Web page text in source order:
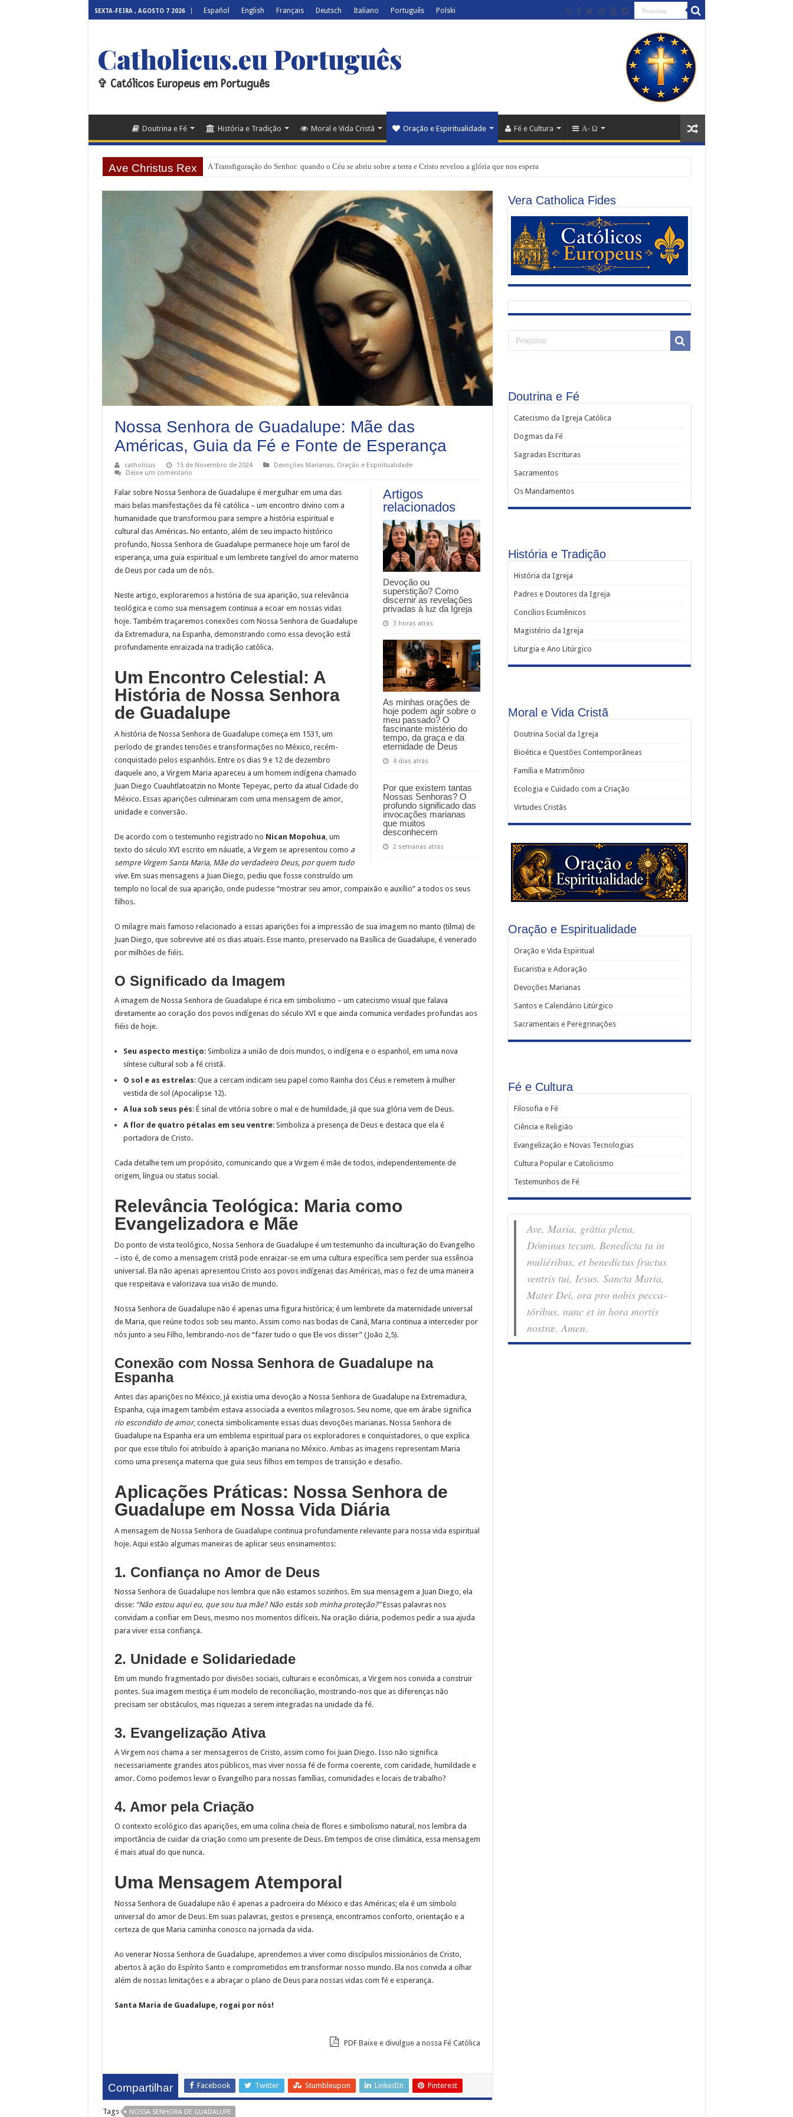
SEXTA-FEIRA , AGOSTO 7 2026 Español English Français Deutsch Italiano Português Polski
Catholicus.eu Português
✞ Católicos Europeus em Português
Doutrina e Fé História e Tradição Moral e Vida Cristã Oração e Espiritualidade Fé e Cultura Α- Ω
Ave Christus Rex A Transfiguração do Senhor: quando o Céu se abriu sobre a terra e Cristo revelou a glória que nos espera
Nossa Senhora de Guadalupe: Mãe das
Américas, Guia da Fé e Fonte de Esperança
catholicus 15 de Novembro de 2024 Devoções Marianas, Oração e Espiritualidade
Deixe um comentário
Artigos
relacionados
Devoção ou
superstição? Como
discernir as revelações
privadas à luz da Igreja
3 horas atrás
As minhas orações de
hoje podem agir sobre o
meu passado? O
fascinante mistério do
tempo, da graça e da
eternidade de Deus
4 dias atrás
Por que existem tantas
Nossas Senhoras? O
profundo significado das
invocações marianas
que muitos
desconhecem
2 semanas atrás
Falar sobre Nossa Senhora de Guadalupe é mergulhar em uma das
mais belas manifestações da fé católica – um encontro divino com a
humanidade que transformou para sempre a história espiritual e
cultural das Américas. No entanto, além de seu impacto histórico
profundo, Nossa Senhora de Guadalupe permanece hoje um farol de
esperança, uma guia espiritual e um lembrete tangível do amor materno
de Deus por cada um de nós.
Neste artigo, exploraremos a história de sua aparição, sua relevância
teológica e como sua mensagem continua a ecoar em nossas vidas
hoje. Também traçaremos conexões com Nossa Senhora de Guadalupe
da Extremadura, na Espanha, demonstrando como essa devoção está
profundamente enraizada na tradição católica.
Um Encontro Celestial: A
História de Nossa Senhora
de Guadalupe
A história de Nossa Senhora de Guadalupe começa em 1531, um
período de grandes tensões e transformações no México, recém-
conquistado pelos espanhóis. Entre os dias 9 e 12 de dezembro
daquele ano, a Virgem Maria apareceu a um homem indígena chamado
Juan Diego Cuauhtlatoatzin no Monte Tepeyac, perto da atual Cidade do
México. Essas aparições culminaram com uma mensagem de amor,
unidade e conversão.
De acordo com o testemunho registrado no Nican Mopohua, um
texto do século XVI escrito em náuatle, a Virgem se apresentou como a
sempre Virgem Santa Maria, Mãe do verdadeiro Deus, por quem tudo
vive.Em suas mensagens a Juan Diego, pediu que fosse construído um
templo no local de sua aparição, onde pudesse “mostrar seu amor, compaixão e auxílio” a todos os seus
filhos.
O milagre mais famoso relacionado a essas aparições foi a impressão de sua imagem no manto (tilma) de
Juan Diego, que sobrevive até os dias atuais. Esse manto, preservado na Basílica de Guadalupe, é venerado
por milhões de fiéis.
O Significado da Imagem
A imagem de Nossa Senhora de Guadalupe é rica em simbolismo – um catecismo visual que falava
diretamente ao coração dos povos indígenas do século XVI e que ainda comunica verdades profundas aos
fiéis de hoje.
Seu aspecto mestiço: Simboliza a união de dois mundos, o indígena e o espanhol, em uma nova
síntese cultural sob a fé cristã.
O sol e as estrelas: Que a cercam indicam seu papel como Rainha dos Céus e remetem à mulher
vestida de sol (Apocalipse 12).
A lua sob seus pés: É sinal de vitória sobre o mal e de humildade, já que sua glória vem de Deus.
A flor de quatro pétalas em seu ventre: Simboliza a presença de Deus e destaca que ela é
portadora de Cristo.
Cada detalhe tem um propósito, comunicando que a Virgem é mãe de todos, independentemente de
origem, língua ou status social.
Relevância Teológica: Maria como
Evangelizadora e Mãe
Do ponto de vista teológico, Nossa Senhora de Guadalupe é um testemunho da inculturação do Evangelho
– isto é, de como a mensagem cristã pode enraizar-se em uma cultura específica sem perder sua essência
universal. Ela não apenas apresentou Cristo aos povos indígenas das Américas, mas o fez de uma maneira
que respeitava e valorizava sua visão de mundo.
Nossa Senhora de Guadalupe não é apenas uma figura histórica; é um lembrete da maternidade universal
de Maria, que reúne todos sob seu manto. Assim como nas bodas de Caná, Maria continua a interceder por
nós junto a seu Filho, lembrando-nos de “fazer tudo o que Ele vos disser” (João 2,5).
Conexão com Nossa Senhora de Guadalupe na
Espanha
Antes das aparições no México, já existia uma devoção a Nossa Senhora de Guadalupe na Extremadura,
Espanha, cuja imagem também estava associada a eventos milagrosos. Seu nome, que em árabe significa
rio escondido de amor, conecta simbolicamente essas duas devoções marianas. Nossa Senhora de
Guadalupe na Espanha era um emblema espiritual para os exploradores e conquistadores, o que explica
por que esse título foi atribuído à aparição mariana no México. Ambas as imagens representam Maria
como uma presença materna que guia seus filhos em tempos de transição e desafio.
Aplicações Práticas: Nossa Senhora de
Guadalupe em Nossa Vida Diária
A mensagem de Nossa Senhora de Guadalupe continua profundamente relevante para nossa vida espiritual
hoje. Aqui estão algumas maneiras de aplicar seus ensinamentos:
1. Confiança no Amor de Deus
Nossa Senhora de Guadalupe nos lembra que não estamos sozinhos. Em sua mensagem a Juan Diego, ela
disse: “Não estou aqui eu, que sou tua mãe? Não estás sob minha proteção?”Essas palavras nos
convidam a confiar em Deus, mesmo nos momentos difíceis. Na oração diária, podemos pedir a sua ajuda
para viver essa confiança.
2. Unidade e Solidariedade
Em um mundo fragmentado por divisões sociais, culturais e econômicas, a Virgem nos convida a construir
pontes. Sua imagem mestiça é um modelo de reconciliação, mostrando-nos que as diferenças não
precisam ser obstáculos, mas riquezas a serem integradas na unidade da fé.
3. Evangelização Ativa
A Virgem nos chama a ser mensageiros de Cristo, assim como foi Juan Diego. Isso não significa
necessariamente grandes atos públicos, mas viver nossa fé de forma coerente, com caridade, humildade e
amor. Como podemos levar o Evangelho para nossas famílias, comunidades e locais de trabalho?
4. Amor pela Criação
O contexto ecológico das aparições, em uma colina cheia de flores e simbolismo natural, nos lembra da
importância de cuidar da criação como um presente de Deus. Em tempos de crise climática, essa mensagem
é mais atual do que nunca.
Uma Mensagem Atemporal
Nossa Senhora de Guadalupe não é apenas a padroeira do México e das Américas; ela é um símbolo
universal do amor de Deus. Em suas palavras, gestos e presença, encontramos conforto, orientação e a
certeza de que Maria caminha conosco na jornada da vida.
Ao venerar Nossa Senhora de Guadalupe, aprendemos a viver como discípulos missionários de Cristo,
abertos à ação do Espírito Santo e comprometidos em transformar nosso mundo. Ela nos convida a olhar
além de nossas limitações e a abraçar o plano de Deus para nossas vidas com fé e esperança.
Santa Maria de Guadalupe, rogai por nós!
PDF Baixe e divulgue a nossa Fé Católica
Compartilhar Facebook Twitter Stumbleupon LinkedIn Pinterest
Tags NOSSA SENHORA DE GUADALUPE
Vera Catholica Fides
Doutrina e Fé
Catecismo da Igreja Católica
Dogmas da Fé
Sagradas Escrituras
Sacramentos
Os Mandamentos
História e Tradição
História da Igreja
Padres e Doutores da Igreja
Concílios Ecumênicos
Magistério da Igreja
Liturgia e Ano Litúrgico
Moral e Vida Cristã
Doutrina Social da Igreja
Bioética e Questões Contemporâneas
Família e Matrimônio
Ecologia e Cuidado com a Criação
Virtudes Cristãs
Oração e Espiritualidade
Oração e Vida Espiritual
Eucaristia e Adoração
Devoções Marianas
Santos e Calendário Litúrgico
Sacramentais e Peregrinações
Fé e Cultura
Filosofia e Fé
Ciência e Religião
Evangelização e Novas Tecnologias
Cultura Popular e Catolicismo
Testemunhos de Fé
Ave, Maria, grátia plena,
Dóminus tecum. Benedícta tu in
muliéribus, et benedíctus fructus
ventris tui, Iesus. Sancta Maria,
Mater Dei, ora pro nobis pec­ca­
tóribus, nunc et in hora mortis
nostræ. Amen.